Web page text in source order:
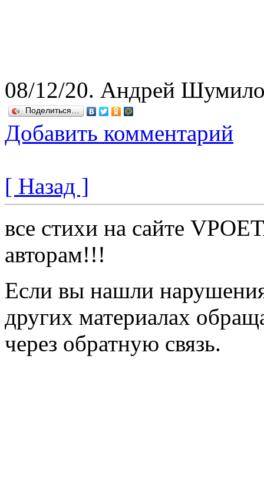
08/12/20. Андрей
Поделиться…
Добавить комментарий
[ Назад ]
все стихи на сайте
авторам!!!
Если вы нашли
других материалах
через обратную связь.